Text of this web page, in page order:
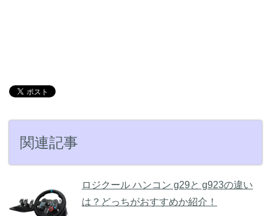
関連記事
ロジクール ハンコン g29と g923の違い
は？どっちがおすすめか紹介！